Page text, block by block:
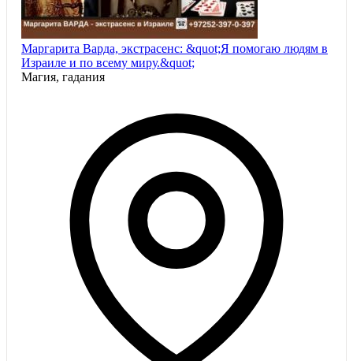
Маргарита Варда, экстрасенс: &quot;Я помогаю людям в
Израиле и по всему миру.&quot;
Магия, гадания